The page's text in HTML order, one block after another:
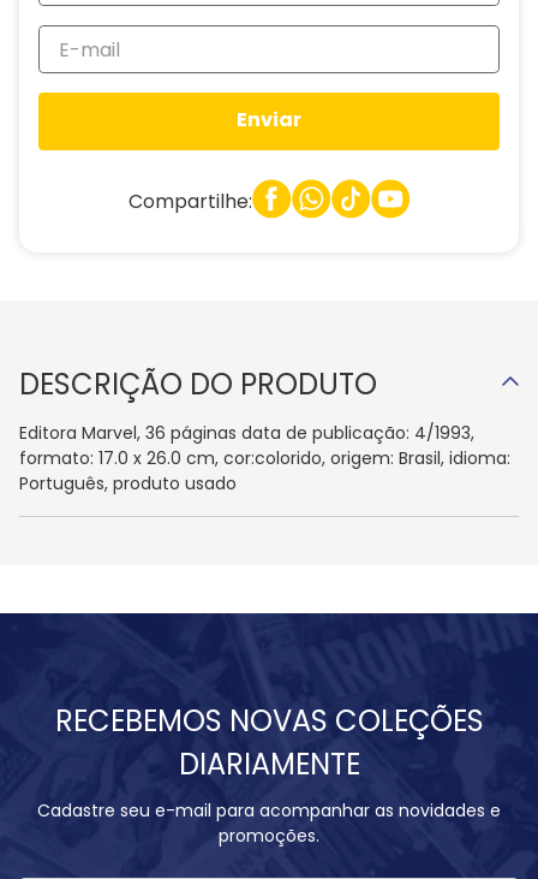
Enviar
Compartilhe:
DESCRIÇÃO DO PRODUTO
Editora Marvel, 36 páginas data de publicação: 4/1993,
formato: 17.0 x 26.0 cm, cor:colorido, origem: Brasil, idioma:
Português, produto usado
RECEBEMOS NOVAS COLEÇÕES
DIARIAMENTE
Cadastre seu e-mail para acompanhar as novidades e
promoções.